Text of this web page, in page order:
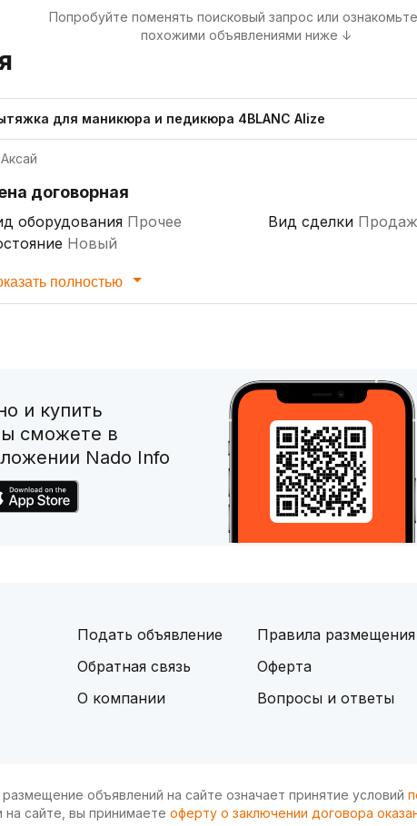
Попробуйте поменять поисковый запрос или
похожими объявлениями ниже ↓
для маникюра и педикюра 4BLANC Alize
Аксай
договорная
оборудования Прочее
Новый
Вид сделки
полностью
и купить
сможете в
Nado Info
Подать объявление
Обратная связь
О компании
Правила размещения
Оферта
Вопросы и ответы
объявлений на сайте означает принятие условий
на сайте, вы принимаете оферту о заключении договора